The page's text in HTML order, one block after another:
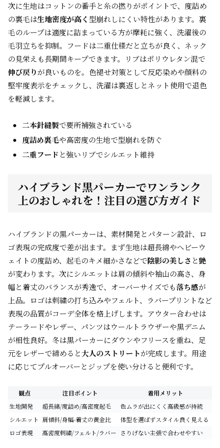
次に生地はコットンの番手と糸の撚りがポイントで、度詰め
の裏毛は生地密度が高く 型崩れしにくい特性があります。裏
毛のループは適度に詰まっている方が摩耗に強く、洗濯後の
毛羽立ちを抑制。フードは二重仕様だと立ちが良く、ネック
の見栄えも長期間キープできます。リブはポリウレタン混で
伸び戻りが良いものを。色褪せ対策として反応染めや顔料の
堅牢度表示をチェックし、洗濯は裏返しとネット使用で退色
を軽減します。
二本針縫製で要所補強されている
度詰め裏毛や高密度の生地で型崩れを防ぐ
二重フード と強いリブでシルエット維持
ハイブランド黒パーカーでワンランク
上のおしゃれを！注目の選び方ガイド
ハイブランドの黒パーカーは、素材開発とパターン設計、ロ
ゴ表現の完成度で差が出ます。まず生地は超長綿やヘビーウ
ェイトの度詰め、起毛のキメ細かさなどで陰影の美しさ と艶
が変わります。次にシルエットは肩の傾斜や袖山の高さ、身
幅と着丈のバランスが秀逸で、オーバーサイズでも落ち感が
上品。ロゴは刺繍の打ち込みやフェルト、ラバープリントなど
表現の品質がコーデ全体を格上げします。アウター合わせは
テーラードやレザー、パンツはウールトラウザーや黒デニム
が相性良好。冬は黒パーカーにダウンやフリースを重ね、足
元をレザーで締めると大人のストリートが完成します。用途
に応じてプルオーバーとジップを使い分けると便利です。
観点 注目ポイント
着用メリット
生地開発
超長綿/度詰め/高密度起毛
色ムラが出にくく高級感が持続
シルエット 肩傾斜/身幅-着丈の黄金比
体型を選ばずスタイル良く見える
ロゴ表現
高密度刺繍/フェルト/ラバー さりげない主張で合わせやすい